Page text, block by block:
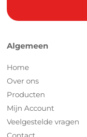
Algemeen
Home
Over ons
Producten
Mijn Account
Veelgestelde vragen